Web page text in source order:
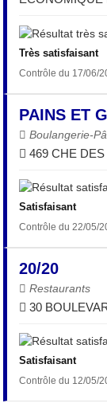
Très satisfaisant
Contrôle du 17/06/
PAINS ET
Boulangerie-
469 CHE
Satisfaisant
Contrôle du 22/05/
20/20
Restaurants
30
Satisfaisant
Contrôle du 12/05/